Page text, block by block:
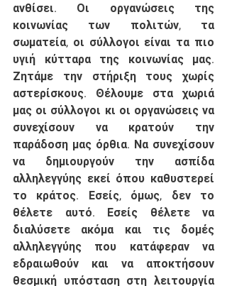
ανθίσει. Οι οργανώσεις της
κοινωνίας των πολιτών, τα
σωματεία, οι σύλλογοι είναι τα πιο
υγιή κύτταρα της κοινωνίας μας.
Ζητάμε την στήριξη τους χωρίς
αστερίσκους. Θέλουμε στα χωριά
μας οι σύλλογοι κι οι οργανώσεις να
συνεχίσουν να κρατούν την
παράδοση μας όρθια. Να συνεχίσουν
να δημιουργούν την ασπίδα
αλληλεγγύης εκεί όπου καθυστερεί
το κράτος. Εσείς, όμως, δεν το
θέλετε αυτό. Εσείς θέλετε να
διαλύσετε ακόμα και τις δομές
αλληλεγγύης που κατάφεραν να
εδραιωθούν και να αποκτήσουν
θεσμική υπόσταση στη λειτουργία